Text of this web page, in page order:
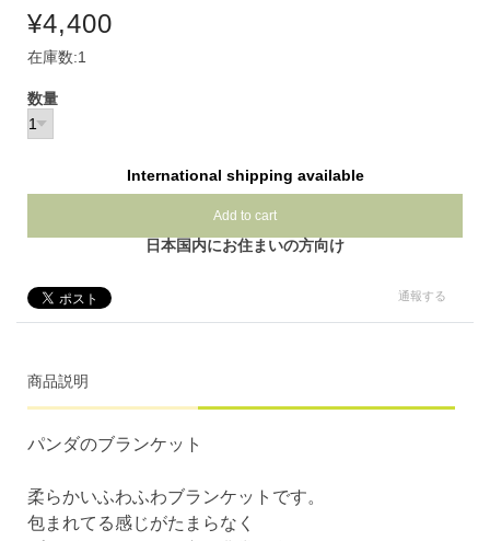
¥4,400
在庫数:1
数量
International shipping available
Add to cart
日本国内にお住まいの方向け
通報する
商品説明
パンダのブランケット
柔らかいふわふわブランケットです。
包まれてる感じがたまらなく